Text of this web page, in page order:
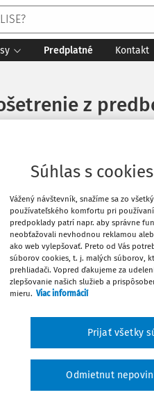
Predplatné Kontakt
z
Máte predplatné?
začiatok...
predplatiteľom
Súhlas s cookies
Vážený návštevník, snažíme sa zo
používateľského komfortu pri
predpoklady patrí napr. aby správne
neobťažovali nevhodnou reklamou
ako web vylepšovať. Preto od Vás
súborov cookies, t. j. malých súborov,
prehliadači. Vopred ďakujeme za
zlepšovanie našich služieb a
mieru. Viac informácií
Odmietnut
Prijať všetky